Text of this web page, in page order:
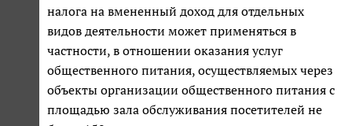
налога на вмененный доход для отдельных
видов деятельности может применяться в
частности, в отношении оказания услуг
общественного питания, осуществляемых через
объекты организации общественного питания с
площадью зала обслуживания посетителей не